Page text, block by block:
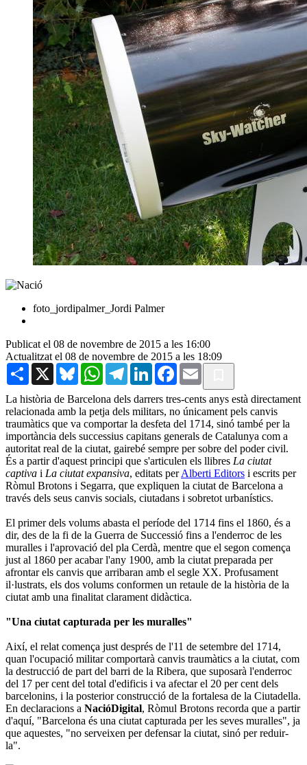
foto_jordipalmer_Jordi Palmer
Publicat el 08 de novembre de 2015 a les 16:00
Actualitzat el 08 de novembre de 2015 a les 18:09
Share X BlueskyWhatsAppTelegramLinkedInFacebook
Email
La història de Barcelona dels darrers tres-cents anys està directament
relacionada amb la petja dels militars, no únicament pels canvis
traumàtics que va comportar la desfeta del 1714, sinó també per la
importància dels successius capitans generals de Catalunya com a
autoritat real de la ciutat, gairebé sempre per sobre del poder civil.
És a partir d'aquest principi que s'articulen els llibres La ciutat
captiva i La ciutat expansiva, editats perAlberti Editors i escrits per
Ròmul Brotons i Segarra, que expliquen la ciutat de Barcelona a
través dels seus canvis socials, ciutadans i sobretot urbanístics.
El primer dels volums abasta el període del 1714 fins el 1860, és a
dir, des de la fi de la Guerra de Successió fins a l'enderroc de les
muralles i l'aprovació del pla Cerdà, mentre que el segon comença
just al 1860 per acabar l'any 1900, amb la ciutat preparada per
afrontar els canvis que arribaran amb el segle XX. Profusament
il·lustrats, els dos volums conformen un retaule de la història de la
ciutat amb una finalitat clarament didàctica.
"Una ciutat capturada per les muralles"
Així, el relat comença just després de l'11 de setembre del 1714,
quan l'ocupació militar comportarà canvis traumàtics a la ciutat, com
la destrucció de part del barri de la Ribera, que suposarà l'enderroc
del 17 per cent del total d'edificis i va afectar el 20 per cent dels
barcelonins, i la posterior construcció de la fortalesa de la Ciutadella.
En declaracions a NacióDigital, Ròmul Brotons recorda que a partir
d'aquí, "Barcelona és una ciutat capturada per les seves muralles", ja
que aquestes, "no serveixen per defensar la ciutat, sinó per reduir-
la".